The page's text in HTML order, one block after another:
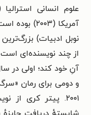
آمریکا
نوبل ادبیات)
از چند نویسنده‌ای است
و دومی برای رمان
۲۰۰۱. پیتر کری از